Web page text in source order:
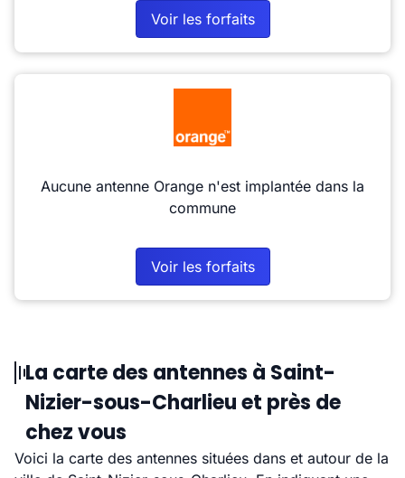
Voir les forfaits
Aucune antenne Orange n'est implantée dans la
commune
Voir les forfaits
La carte des antennes à Saint-
Nizier-sous-Charlieu et près de
chez vous
Voici la carte des antennes situées dans et autour de la